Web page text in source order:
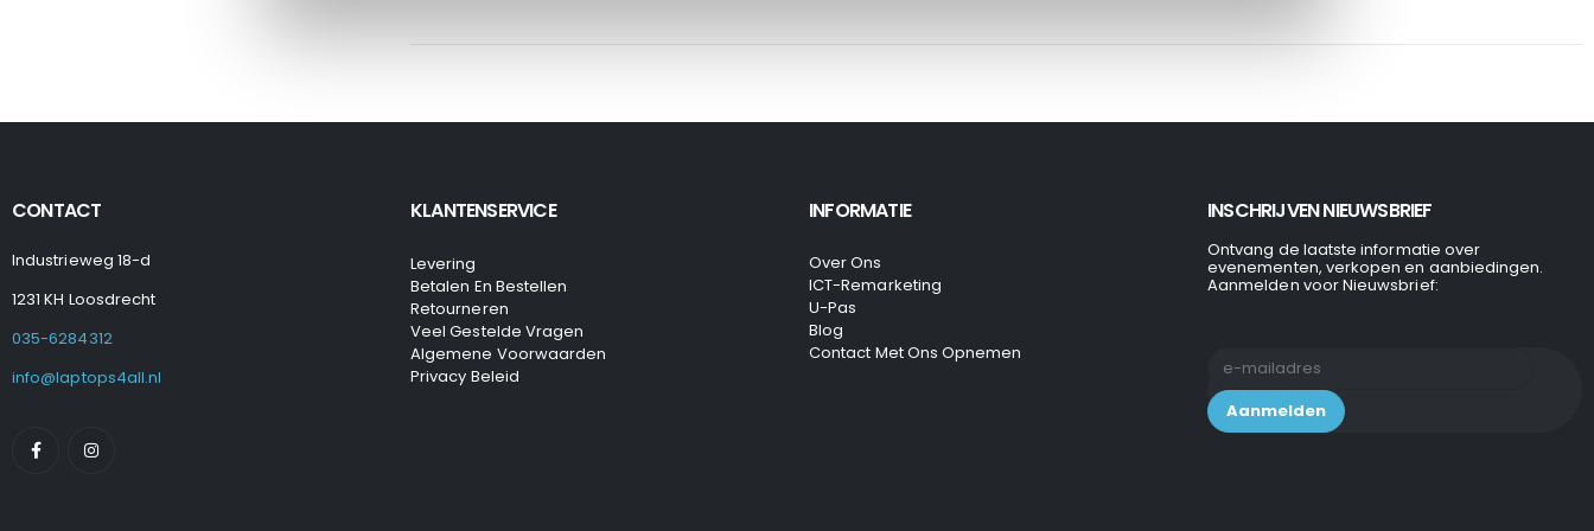
CONTACT
Industrieweg 18-d
1231 KH Loosdrecht
035-6284312
info@laptops4all.nl
KLANTENSERVICE
Levering
Betalen En Bestellen
Retourneren
Veel Gestelde Vragen
Algemene Voorwaarden
Privacy Beleid
INFORMATIE
Over Ons
ICT-Remarketing
U-Pas
Blog
Contact Met Ons Opnemen
INSCHRIJVEN NIEUWSBRIEF
Ontvang de laatste informatie over
evenementen, verkopen en aanbiedingen.
Aanmelden voor Nieuwsbrief: